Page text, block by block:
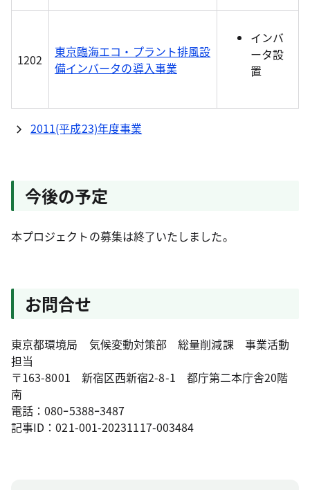
1202
東京臨海エコ・プラント排風設
備インバータの導入事業
インバ
ータ設
置
2011(平成23)年度事業
今後の予定
本プロジェクトの募集は終了いたしました。
お問合せ
東京都環境局 気候変動対策部 総量削減課 事業活動
担当
〒163-8001 新宿区西新宿2-8-1 都庁第二本庁舎20階
南
電話：080ｰ5388ｰ3487
記事ID：021-001-20231117-003484